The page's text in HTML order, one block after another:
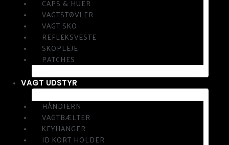
CAPS & HUER
VAGTSTØVLER
VAGT SKO
REFLEKSVESTE
SKOPLEJE
PATCHES
VAGT UDSTYR
HÅNDJERN
VAGTBÆLTER
KEYHANGER
ID KORT HOLDER